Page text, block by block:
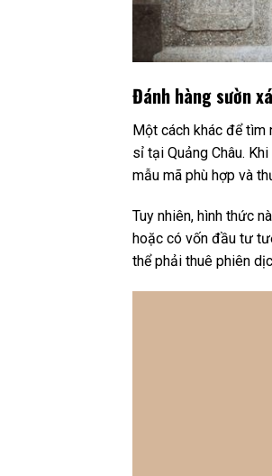
Đánh hàng sườn
Một cách khác để tìm
sỉ tại Quảng Châu.
mẫu mã phù hợp và
Tuy nhiên, hình thức
hoặc có vốn đầu tư
thể phải thuê phiên